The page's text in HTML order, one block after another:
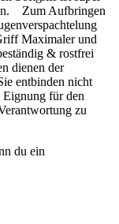
Zum Aufbringen
Maximaler und
& rostfrei
dienen der
entbinden nicht
Eignung für den
zu
du ein